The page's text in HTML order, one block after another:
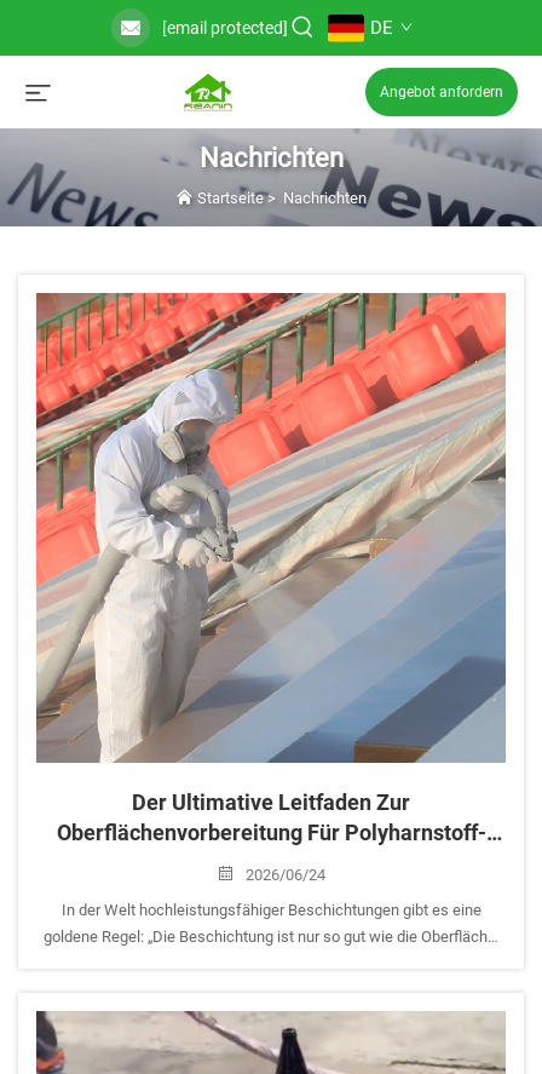
[email protected] DE
Angebot anfordern
Nachrichten
Startseite> Nachrichten
Der Ultimative Leitfaden Zur
Oberflächenvorbereitung Für Polyharnstoff-
Beschichtungen: 4 Entscheidende Schritte Zum
2026/06/24
In der Welt hochleistungsfähiger Beschichtungen gibt es eine
goldene Regel: „Die Beschichtung ist nur so gut wie die Oberfläche,
extrem kurze Aushärtezeiten aus. Wie...